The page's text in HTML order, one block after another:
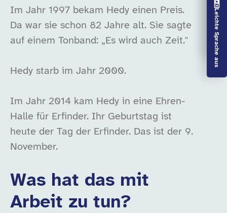
Vorlesen aus
Leichte Sprache aus
Im Jahr 1997 bekam Hedy einen Preis.
Da war sie schon 82 Jahre alt. Sie sagte
auf einem Tonband: „Es wird auch Zeit."
Hedy starb im Jahr 2000.
Im Jahr 2014 kam Hedy in eine Ehren-
Halle für Erfinder. Ihr Geburtstag ist
heute der Tag der Erfinder. Das ist der 9.
November.
Was hat das mit
Arbeit zu tun?